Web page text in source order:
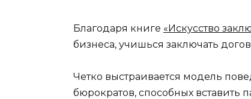
Благодаря книге «Искусство
бизнеса, учишься заключать
Четко выстраивается модель
бюрократов, способных вставить